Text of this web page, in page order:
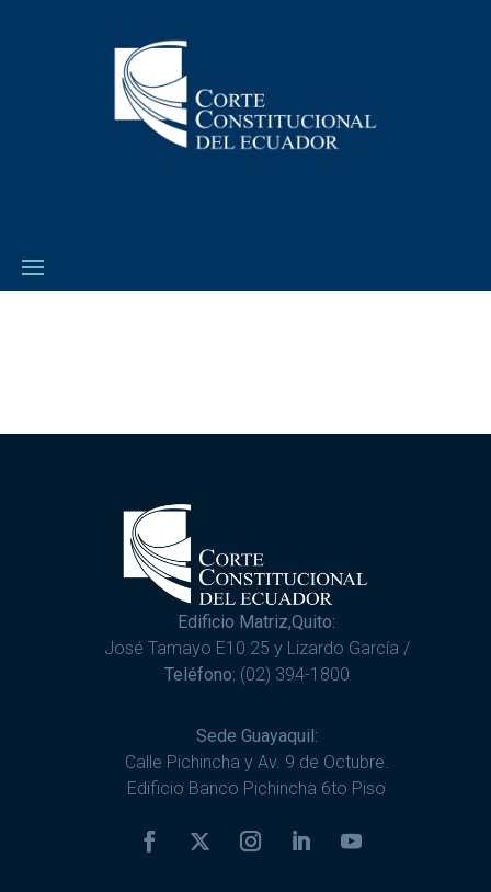
Edificio Matriz,Quito:
José Tamayo E10 25 y Lizardo García /
Teléfono: (02) 394-1800
Sede Guayaquil:
Calle Pichincha y Av. 9 de Octubre.
Edificio Banco Pichincha 6to Piso